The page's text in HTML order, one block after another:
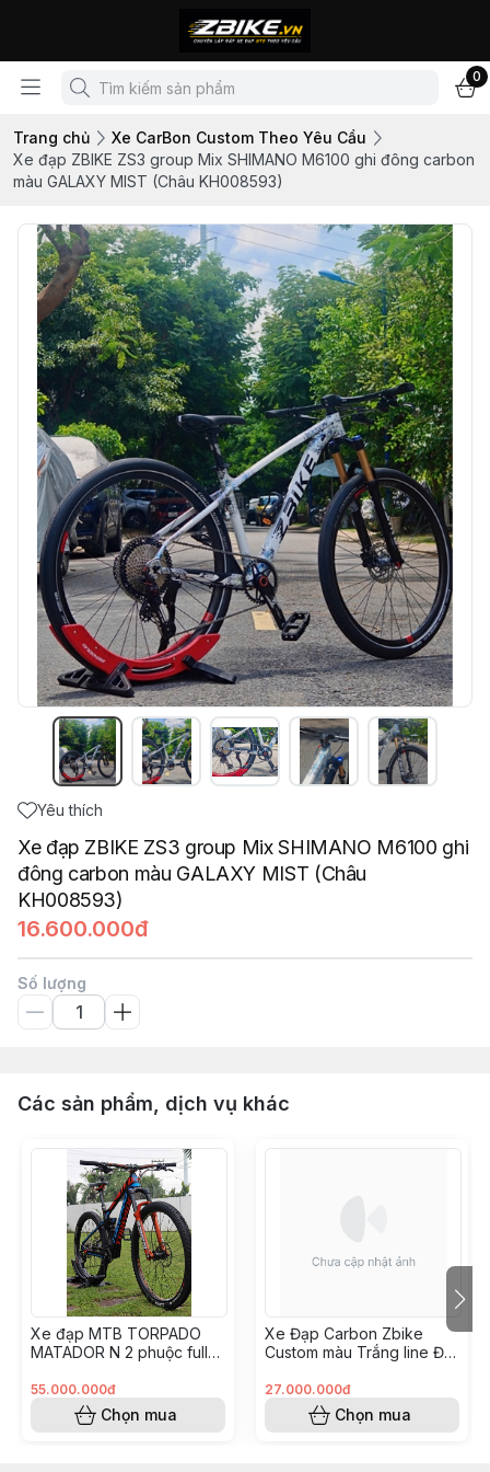
0
Trang chủ
Xe CarBon Custom Theo Yêu Cầu
Xe đạp ZBIKE ZS3 group Mix SHIMANO M6100 ghi đông carbon
màu GALAXY MIST (Châu KH008593)
Yêu thích
Xe đạp ZBIKE ZS3 group Mix SHIMANO M6100 ghi
đông carbon màu GALAXY MIST (Châu
KH008593)
16.600.000đ
Số lượng
Các sản phẩm, dịch vụ khác
Xe đạp MTB TORPADO
MATADOR N 2 phuộc full
mới
55.000.000đ
Chọn mua
Xe Đạp Carbon Zbike
Custom màu Trắng line Đỏ
(KH8248175 Hoài Vũ)
27.000.000đ
Chọn mua